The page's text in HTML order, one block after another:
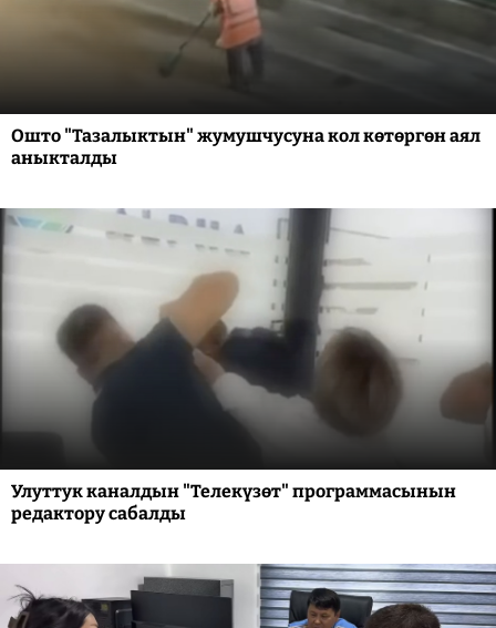
Ошто "Тазалыктын" жумушчусуна кол көтөргөн аял
аныкталды
Улуттук каналдын "Телекүзөт" программасынын
редактору сабалды